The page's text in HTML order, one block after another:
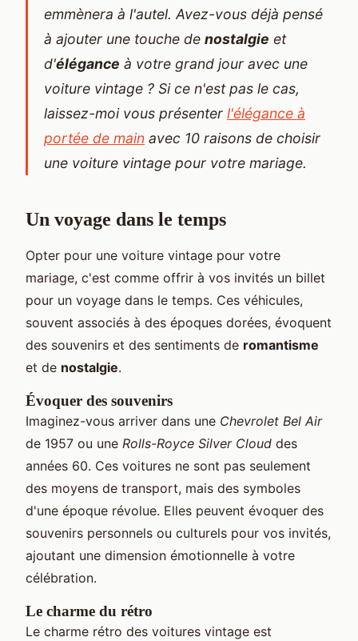
emmènera à l'autel. Avez-vous déjà pensé
à ajouter une touche de nostalgie et
d'élégance à votre grand jour avec une
voiture vintage ? Si ce n'est pas le cas,
laissez-moi vous présenter l'élégance à
portée de main avec 10 raisons de choisir
une voiture vintage pour votre mariage.
Un voyage dans le temps
Opter pour une voiture vintage pour votre
mariage, c'est comme offrir à vos invités un billet
pour un voyage dans le temps. Ces véhicules,
souvent associés à des époques dorées, évoquent
des souvenirs et des sentiments de romantisme
et de nostalgie.
Évoquer des souvenirs
Imaginez-vous arriver dans une Chevrolet Bel Air
de 1957 ou une Rolls-Royce Silver Cloud des
années 60. Ces voitures ne sont pas seulement
des moyens de transport, mais des symboles
d'une époque révolue. Elles peuvent évoquer des
souvenirs personnels ou culturels pour vos invités,
ajoutant une dimension émotionnelle à votre
célébration.
Le charme du rétro
Le charme rétro des voitures vintage est